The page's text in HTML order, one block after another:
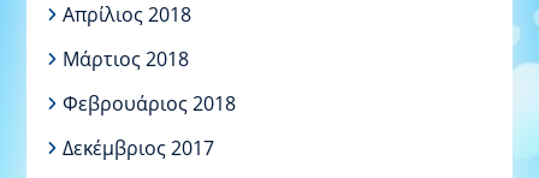
Απρίλιος 2018
Μάρτιος 2018
Φεβρουάριος 2018
Δεκέμβριος 2017